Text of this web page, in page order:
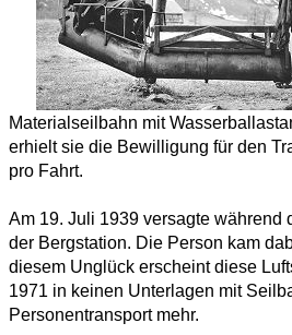
Materialseilbahn mit
erhielt sie die Bewilligung für den
pro Fahrt.
Am 19. Juli 1939 versagte während
der Bergstation. Die Person kam
diesem Unglück erscheint diese
1971 in keinen Unterlagen mit
Personentransport mehr.